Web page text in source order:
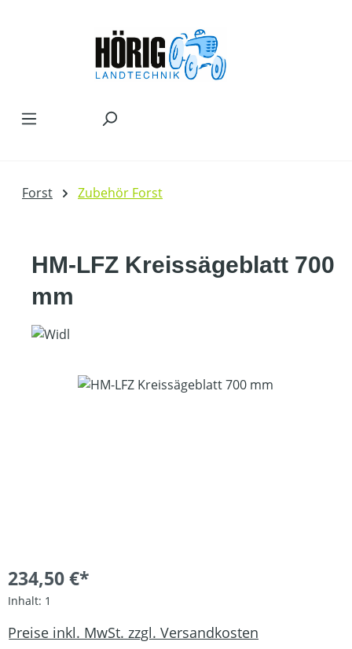
Forst Zubehör Forst
HM-LFZ Kreissägeblatt 700
mm
Bildergalerie überspringen
234,50 €*
Inhalt: 1
Preise inkl. MwSt. zzgl. Versandkosten